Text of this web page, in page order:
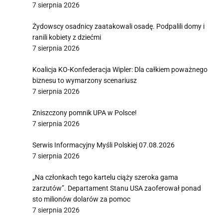
7 sierpnia 2026
Żydowscy osadnicy zaatakowali osadę. Podpalili domy i
ranili kobiety z dziećmi
7 sierpnia 2026
Koalicja KO-Konfederacja Wipler: Dla całkiem poważnego
biznesu to wymarzony scenariusz
7 sierpnia 2026
Zniszczony pomnik UPA w Polsce!
7 sierpnia 2026
Serwis Informacyjny Myśli Polskiej 07.08.2026
7 sierpnia 2026
„Na członkach tego kartelu ciąży szeroka gama
zarzutów”. Departament Stanu USA zaoferował ponad
sto milionów dolarów za pomoc
7 sierpnia 2026